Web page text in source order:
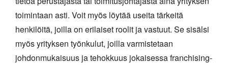
toimintaan asti. Voit myös löytää useita tärkeitä
henkilöitä, joilla on erilaiset roolit ja vastuut. Se sisälsi
myös yrityksen työnkulut, joilla varmistetaan
johdonmukaisuus ja tehokkuus jokaisessa franchising-